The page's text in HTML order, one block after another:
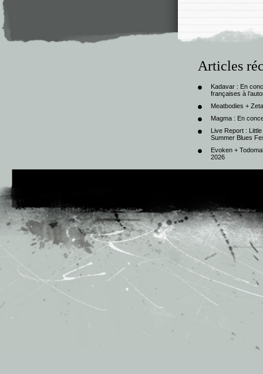
Articles
Kadavar : En
françaises à
Meatbodies +
Magma : En
Live Report :
Summer Blues
Evoken +
2026